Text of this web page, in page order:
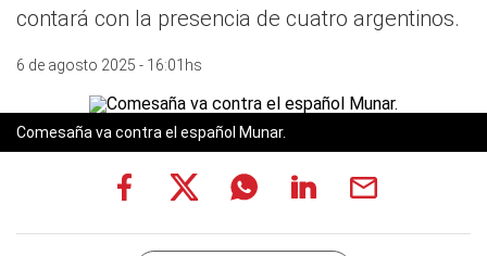
contará con la presencia de cuatro argentinos.
6 de agosto 2025 - 16:01hs
Comesaña va contra el español Munar.